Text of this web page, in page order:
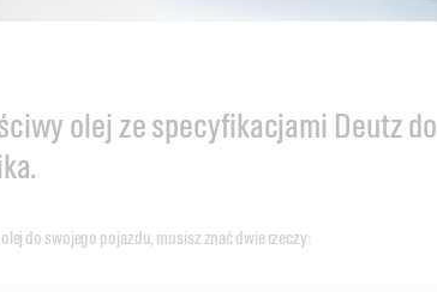
olej ze specyfikacjami Deutz do
do swojego pojazdu, musisz znać dwie rzeczy: